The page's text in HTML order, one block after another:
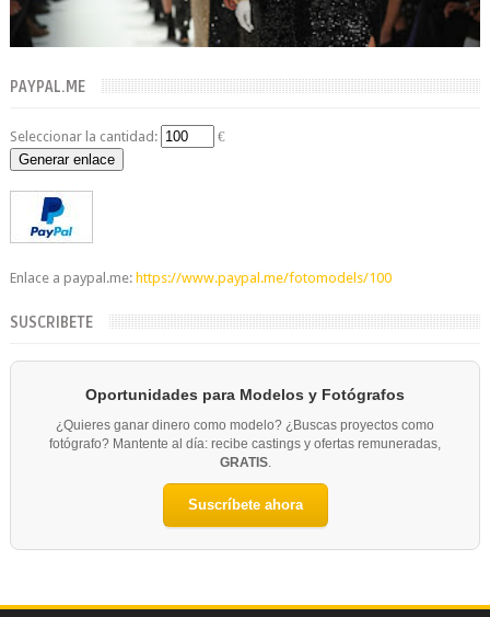
PAYPAL.ME
Seleccionar la cantidad:
€
Generar enlace
Enlace a paypal.me: https://www.paypal.me/fotomodels/100
SUSCRIBETE
Oportunidades para Modelos y Fotógrafos
¿Quieres ganar dinero como modelo? ¿Buscas proyectos como
fotógrafo? Mantente al día: recibe castings y ofertas remuneradas,
GRATIS.
Suscríbete ahora